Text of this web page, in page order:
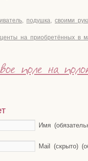
, подушка, своими
на приобретённых в
поле на
Имя
Mail (скрыто)